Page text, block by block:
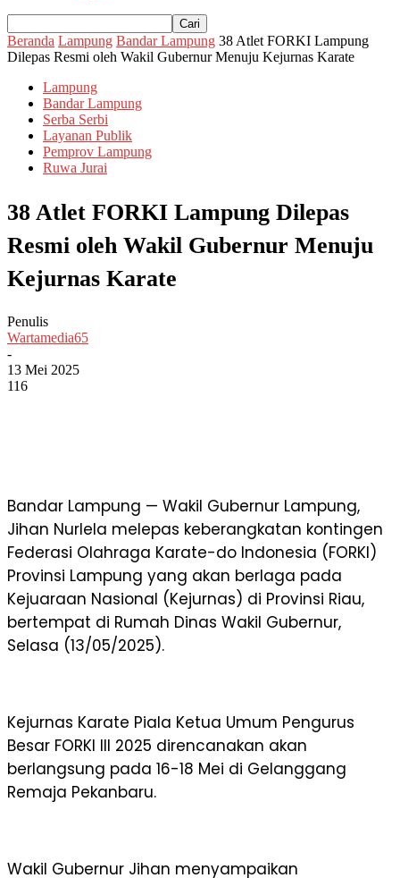
Beranda Lampung Bandar Lampung 38 Atlet FORKI Lampung
Dilepas Resmi oleh Wakil Gubernur Menuju Kejurnas Karate
Lampung
Bandar Lampung
Serba Serbi
Layanan Publik
Pemprov Lampung
Ruwa Jurai
38 Atlet FORKI Lampung Dilepas
Resmi oleh Wakil Gubernur Menuju
Kejurnas Karate
Penulis
Wartamedia65
-
13 Mei 2025
116
Bandar Lampung — Wakil Gubernur Lampung,
Jihan Nurlela melepas keberangkatan kontingen
Federasi Olahraga Karate-do Indonesia (FORKI)
Provinsi Lampung yang akan berlaga pada
Kejuaraan Nasional (Kejurnas) di Provinsi Riau,
bertempat di Rumah Dinas Wakil Gubernur,
Selasa (13/05/2025).
Kejurnas Karate Piala Ketua Umum Pengurus
Besar FORKI III 2025 direncanakan akan
berlangsung pada 16-18 Mei di Gelanggang
Remaja Pekanbaru.
Wakil Gubernur Jihan menyampaikan